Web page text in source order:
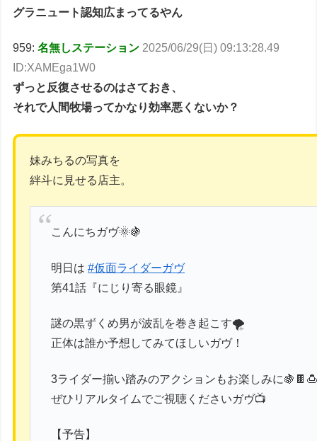
グラニュート認知広まってるやん
959:名無しステーション 2025/06/29(日) 09:13:28.49
ID:XAMEga1W0
ずっと反復させるのはさておき、
それで人間牧場ってかなり効率悪くないか？
妹みちるの写真を
絆斗に見せる店主。
こんにちガヴ🌞🍇
明日は#仮面ライダーガヴ
第41話『にじり寄る眼鏡』
謎の黒ずくめ男が波乱を巻き起こす🌪️
正体は誰か予想してみてほしいガヴ！
3ライダー揃い踏みのアクションもお楽しみに
ぜひリアルタイムでご視聴くださいガヴ📺
【予告】